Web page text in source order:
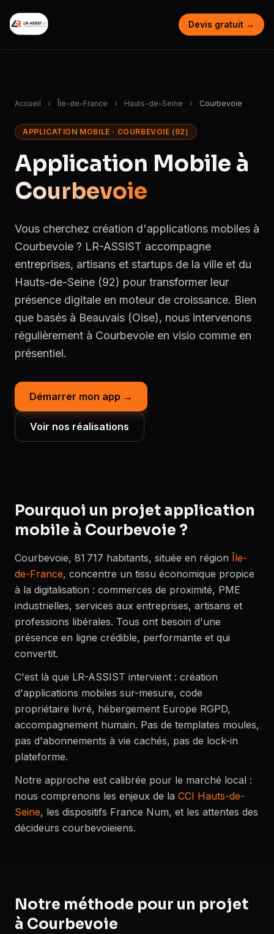
Devis gratuit →
Accueil › Île-de-France › Hauts-de-Seine › Courbevoie
APPLICATION MOBILE · COURBEVOIE (92)
Application Mobile à
Courbevoie
Vous cherchez création d'applications mobiles à
Courbevoie ? LR-ASSIST accompagne
entreprises, artisans et startups de la ville et du
Hauts-de-Seine (92) pour transformer leur
présence digitale en moteur de croissance. Bien
que basés à Beauvais (Oise), nous intervenons
régulièrement à Courbevoie en visio comme en
présentiel.
Démarrer mon app →
Voir nos réalisations
Pourquoi un projet application
mobile à Courbevoie ?
Courbevoie, 81 717 habitants, située en région Île-
de-France, concentre un tissu économique propice
à la digitalisation : commerces de proximité, PME
industrielles, services aux entreprises, artisans et
professions libérales. Tous ont besoin d'une
présence en ligne crédible, performante et qui
convertit.
C'est là que LR-ASSIST intervient : création
d'applications mobiles sur-mesure, code
propriétaire livré, hébergement Europe RGPD,
accompagnement humain. Pas de templates moules,
pas d'abonnements à vie cachés, pas de lock-in
plateforme.
Notre approche est calibrée pour le marché local :
nous comprenons les enjeux de la CCI Hauts-de-
Seine, les dispositifs France Num, et les attentes des
décideurs courbevoieiens.
Notre méthode pour un projet
à Courbevoie